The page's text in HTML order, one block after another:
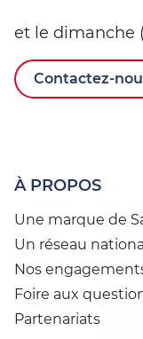
et le dimanche
Contactez-
À PROPOS
Une marque de
Un réseau
Nos
Foire aux
Partenariats